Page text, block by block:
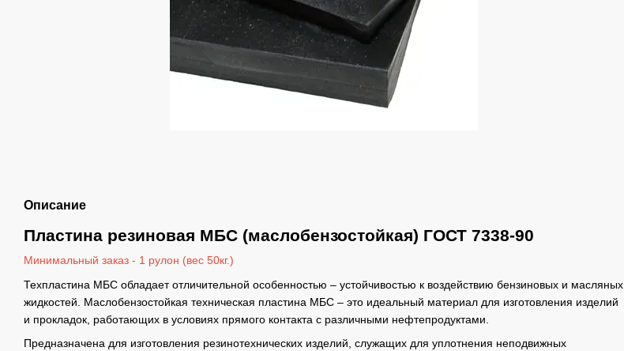
Описание
Пластина резиновая МБС (маслобензостойкая) ГОСТ 7338-90
Минимальный заказ - 1 рулон (вес 50кг.)
Техпластина МБС обладает отличительной особенностью – устойчивостью к воздействию бензиновых и масляных
жидкостей. Маслобензостойкая техническая пластина МБС – это идеальный материал для изготовления изделий
и прокладок, работающих в условиях прямого контакта с различными нефтепродуктами.
Предназначена для изготовления резинотехнических изделий, служащих для уплотнения неподвижных